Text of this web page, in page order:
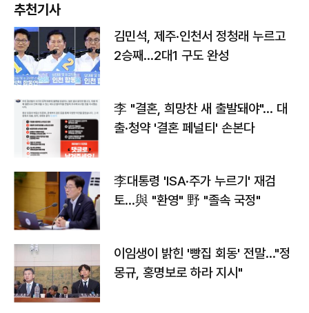
추천기사
김민석, 제주·인천서 정청래 누르고
2승째…2대1 구도 완성
李 "결혼, 희망찬 새 출발돼야"… 대
출·청약 '결혼 페널티' 손본다
李대통령 'ISA·주가 누르기' 재검
토…與 "환영" 野 "졸속 국정"
이임생이 밝힌 '빵집 회동' 전말…"정
몽규, 홍명보로 하라 지시"